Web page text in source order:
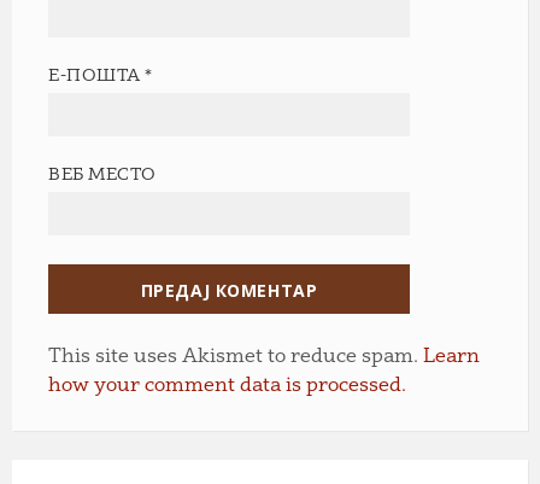
Е-ПОШТА*
ВЕБ МЕСТО
This site uses Akismet to reduce spam. Learn
how your comment data is processed.